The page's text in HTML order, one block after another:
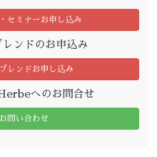
セミナーお申し込み
レンドのお申込み
レンドお申し込み
へのお問合せ
お問い合わせ